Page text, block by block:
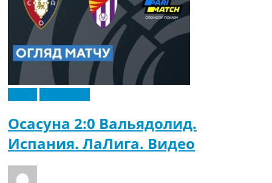
Осасуна 2:0 Вальядолид.
Испания. ЛаЛига. Видео